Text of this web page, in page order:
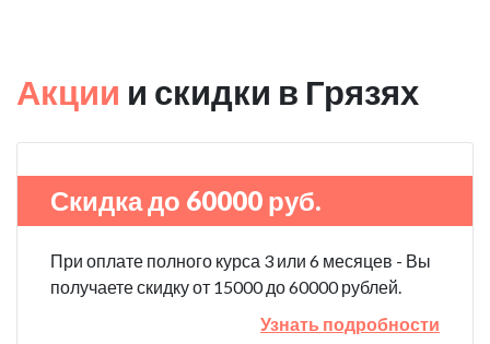
Акции и скидки в Грязях
Скидка до 60000 руб.
При оплате полного курса 3 или 6 месяцев - Вы
получаете скидку от 15000 до 60000 рублей.
Узнать подробности